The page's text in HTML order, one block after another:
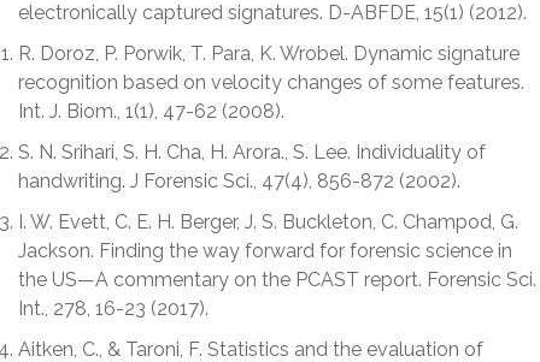
electronically captured signatures. D-ABFDE, 15(1) (2012).
R. Doroz, P. Porwik, T. Para, K. Wrobel. Dynamic signature
recognition based on velocity changes of some features.
Int. J. Biom., 1(1), 47-62 (2008).
S. N. Srihari, S. H. Cha, H. Arora., S. Lee. Individuality of
handwriting. J Forensic Sci., 47(4), 856-872 (2002).
I. W. Evett, C. E. H. Berger, J. S. Buckleton, C. Champod, G.
Jackson. Finding the way forward for forensic science in
the US—A commentary on the PCAST report. Forensic Sci.
Int., 278, 16-23 (2017).
Aitken, C., & Taroni, F. Statistics and the evaluation of